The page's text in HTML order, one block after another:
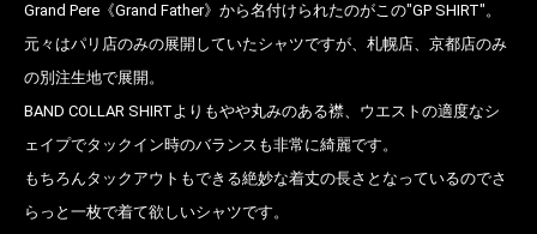
Grand Pere《Grand Father》から名付けられたのがこの"GP SHIRT"。
元々はパリ店のみの展開していたシャツですが、札幌店、京都店のみ
の別注生地で展開。
BAND COLLAR SHIRTよりもやや丸みのある襟、ウエストの適度なシ
ェイプでタックイン時のバランスも非常に綺麗です。
もちろんタックアウトもできる絶妙な着丈の長さとなっているのでさ
らっと一枚で着て欲しいシャツです。
お買い物を続ける